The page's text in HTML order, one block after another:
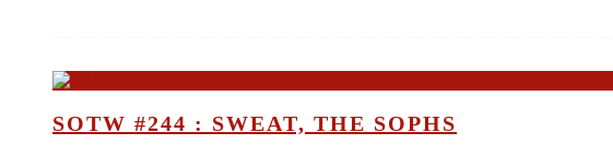
SOTW #244 : SWEAT, THE SOPHS